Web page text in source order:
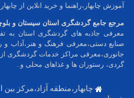
آموزش چابهار،راهنما و خرید انلاین از چابهار
مرجع جامع گردشگری استان سیستان و
معرفی جاذبه های گردشگری استان به
صنایع دستی،معرفی فرهنگ و هنر،آداب
جانوری،معرفی مراکز خدمات گردشگری از
گردی، رستوران ها و غذاهای محلی و
چابهار،منطقه آزاد،مرکز بین